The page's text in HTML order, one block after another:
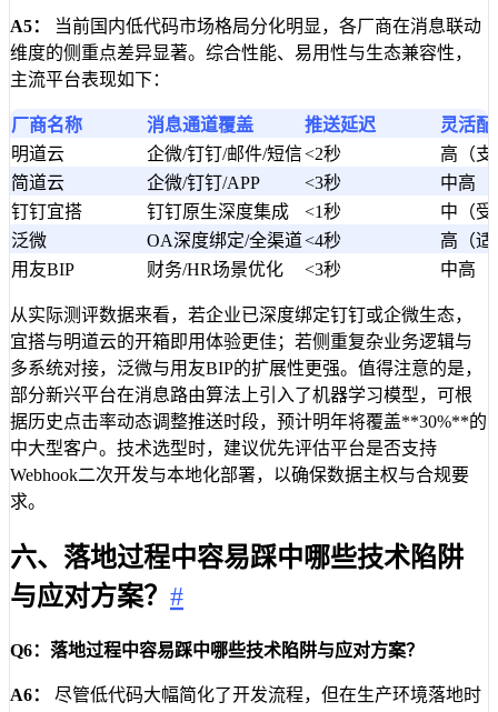
A5：
当前国内低代码市场格局分化明显，各厂商在消息联动
维度的侧重点差异显著。综合性能、易用性与生态兼容性，
主流平台表现如下：
厂商名称 消息通道覆盖 推送延迟
灵活配
明道云
企微/钉钉/邮件/短信<2秒
高（
简道云
企微/钉钉/APP <3秒
中高
钉钉宜搭
钉钉原生深度集成 <1秒
中（
泛微
OA深度绑定/全渠道<4秒
高（
用友BIP
财务/HR场景优化 <3秒 中高
从实际测评数据来看，若企业已深度绑定钉钉或企微生态，
宜搭与明道云的开箱即用体验更佳；若侧重复杂业务逻辑与
多系统对接，泛微与用友BIP的扩展性更强。值得注意的是，
部分新兴平台在消息路由算法上引入了机器学习模型，可根
据历史点击率动态调整推送时段，预计明年将覆盖**30%**的
中大型客户。技术选型时，建议优先评估平台是否支持
Webhook二次开发与本地化部署，以确保数据主权与合规要
求。
六、落地过程中容易踩中哪些技术陷阱
与应对方案？ #
Q6：落地过程中容易踩中哪些技术陷阱与应对方案？
A6：
尽管低代码大幅简化了开发流程，但在生产环境落地时